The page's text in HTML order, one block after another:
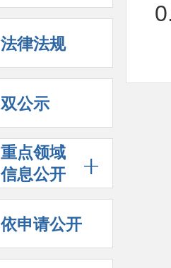
法律法规
双公示
重点领域
信息公开
依申请公开